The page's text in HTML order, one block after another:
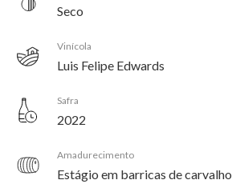
Seco
Vinícola
Luis Felipe Edwards
Safra
2022
Amadurecimento
Estágio em barricas de carvalho